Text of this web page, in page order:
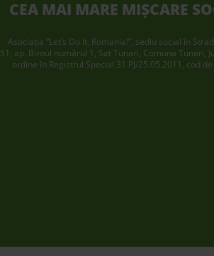
CEA MAI MARE MIȘCARE
Asociaţia “Let’s Do It, Romania!”, sediu social în
51, ap. Biroul numărul 1, Sat Tunari, Comuna Tunari,
ordine în Registrul Special 31 PJ/25.05.2011, cod